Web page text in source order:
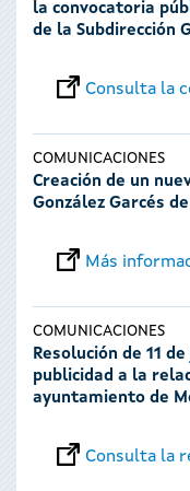
la convocatoria
de la Subdirección
Consulta la
COMUNICACIONES
Creación de un
González Garcés
Más
COMUNICACIONES
Resolución de 11
publicidad a la
ayuntamiento de
Consulta la